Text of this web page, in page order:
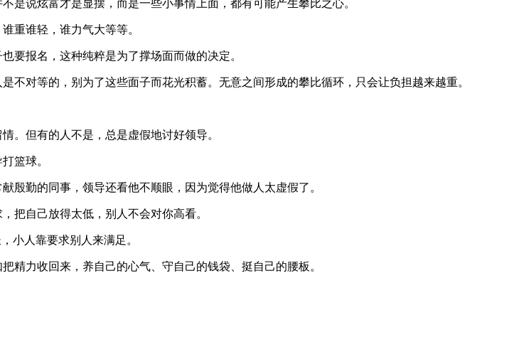
是说炫富才是显摆，而是一些小事情上面，都有可能产生攀比之心。
重谁轻，谁力气大等等。
要报名，这种纯粹是为了撑场面而做的决定。
对等的，别为了这些面子而花光积蓄。无意之间形成的攀比循环，只会让负担越来越重。
。但有的人不是，总是虚假地讨好领导。
篮球。
殷勤的同事，领导还看他不顺眼，因为觉得他做人太虚假了。
把自己放得太低，别人不会对你高看。
小人靠要求别人来满足。
精力收回来，养自己的心气、守自己的钱袋、挺自己的腰板。